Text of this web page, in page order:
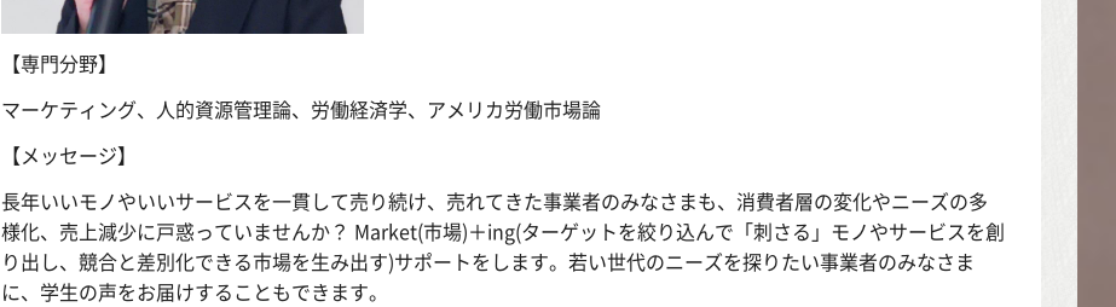
【専門分野】
マーケティング、人的資源管理論、労働経済学、アメリカ労働市場論
【メッセージ】
長年いいモノやいいサービスを一貫して売り続け、売れてきた事業者のみなさまも、消費者層の変化やニーズの多
様化、売上減少に戸惑っていませんか？ Market(市場)＋ing(ターゲットを絞り込んで「刺さる」モノやサービスを創
り出し、競合と差別化できる市場を生み出す)サポートをします。若い世代のニーズを探りたい事業者のみなさま
に、学生の声をお届けすることもできます。